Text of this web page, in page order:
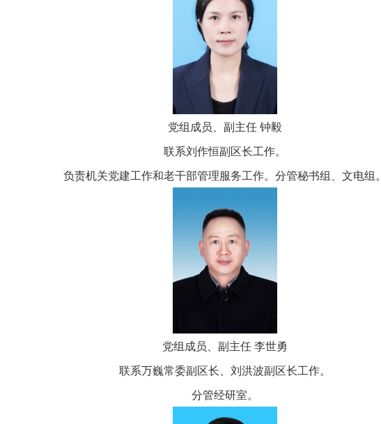
党组成员、副主任 钟毅
联系刘作恒副区长工作。
负责机关党建工作和老干部管理服务工作。分管秘书组、文电组
党组成员、副主任 李世勇
联系万巍常委副区长、刘洪波副区长工作。
分管经研室。